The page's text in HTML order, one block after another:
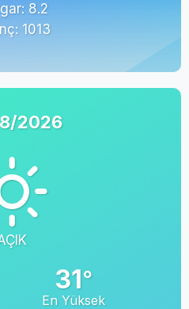
8.2
1013
2026
31°
En Yüksek